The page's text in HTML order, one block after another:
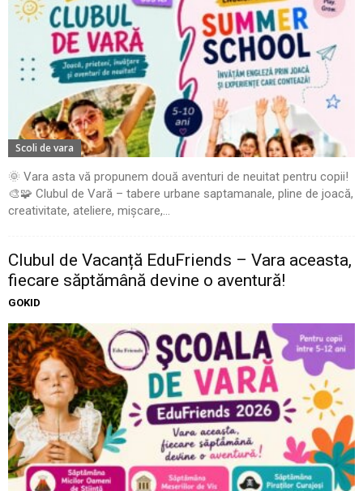
Scoli de vara
🌞 Vara asta vă propunem două aventuri de neuitat pentru copii!
🎨🧩 Clubul de Vară – tabere urbane saptamanale, pline de joacă,
creativitate, ateliere, mișcare,...
Clubul de Vacanță EduFriends – Vara aceasta,
fiecare săptămână devine o aventură!
GOKID